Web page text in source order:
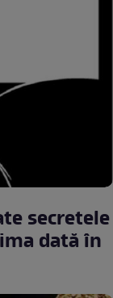
secretele
dată în